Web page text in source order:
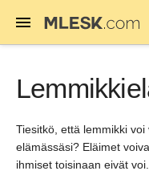
Tiesitkö, että lemmikki
elämässäsi? Eläimet
ihmiset toisinaan eivät